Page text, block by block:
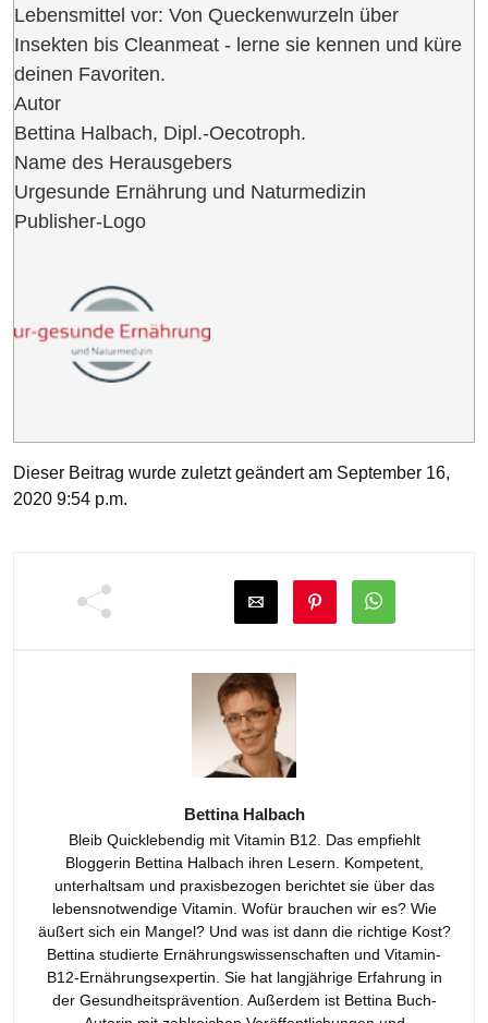
Lebensmittel vor: Von Queckenwurzeln über
Insekten bis Cleanmeat - lerne sie kennen und küre
deinen Favoriten.
Autor
Bettina Halbach, Dipl.-Oecotroph.
Name des Herausgebers
Urgesunde Ernährung und Naturmedizin
Publisher-Logo
Dieser Beitrag wurde zuletzt geändert am September 16,
2020 9:54 p.m.
Bettina Halbach
Bleib Quicklebendig mit Vitamin B12. Das empfiehlt
Bloggerin Bettina Halbach ihren Lesern. Kompetent,
unterhaltsam und praxisbezogen berichtet sie über das
lebensnotwendige Vitamin. Wofür brauchen wir es? Wie
äußert sich ein Mangel? Und was ist dann die richtige Kost?
Bettina studierte Ernährungswissenschaften und Vitamin-
B12-Ernährungsexpertin. Sie hat langjährige Erfahrung in
der Gesundheitsprävention. Außerdem ist Bettina Buch-